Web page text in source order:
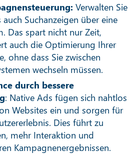
Verwalten Sie
Suchanzeigen über eine
Das spart nicht nur Zeit,
auch die Optimierung Ihrer
ohne dass Sie zwischen
wechseln müssen.
durch bessere
: Native Ads fügen sich nahtlos
Websites ein und sorgen für
Dies führt zu
mehr Interaktion und
Kampagnenergebnissen.